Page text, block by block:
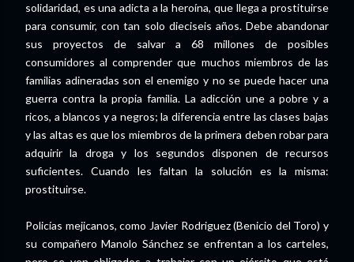
solidaridad, es una adicta a la heroína, que llega a prostituirse
para consumir, con tan solo dieciseis años. Debe abandonar
sus proyectos de salvar a 68 millones de posibles
consumidores al comprender que muchos miembros de las
familias adineradas son el enemigo y no se puede hacer una
guerra contra la propia familia. La adicción une a pobre y a
ricos, a blancos y a negros; la diferencia entre las clases bajas
y las altas es que los miembros de la primera deben robar para
adquirir la droga y los segundos disponen de recursos
suficientes. Cuando les faltan la solución es la misma:
prostituirse.
Policías mejicanos, como Javier Rodriguez (Benicio del Toro) y
su compañero Manolo Sánchez se enfrentan a los carteles,